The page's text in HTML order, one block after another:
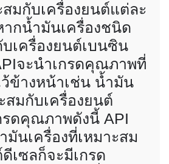
มกับเครื่องยนต์แต่ละ
กน้ำมันเครื่องชนิด
เครื่องยนต์เบนซิน
จะนำเกรดคุณภาพที่
ข้างหน้าเช่น น้ำมัน
สมกับเครื่องยนต์
รดคุณภาพดังนี้ API
มันเครื่องที่เหมาะสม
เซลก็จะมีเกรด